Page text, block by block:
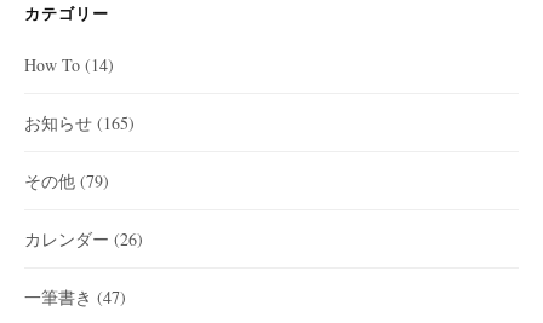
カテゴリー
How To (14)
お知らせ (165)
その他 (79)
カレンダー (26)
一筆書き (47)